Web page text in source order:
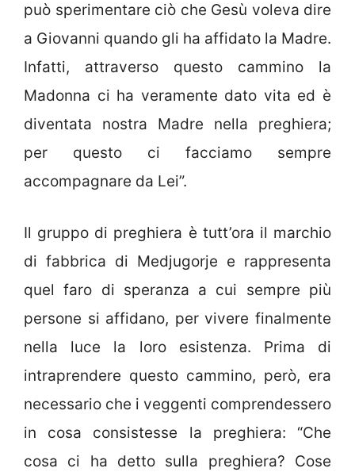
può sperimentare ciò che Gesù voleva dire
a Giovanni quando gli ha affidato la Madre.
Infatti, attraverso questo cammino la
Madonna ci ha veramente dato vita ed è
diventata nostra Madre nella preghiera;
per questo ci facciamo sempre
accompagnare da Lei”.
Il gruppo di preghiera è tutt’ora il marchio
di fabbrica di Medjugorje e rappresenta
quel faro di speranza a cui sempre più
persone si affidano, per vivere finalmente
nella luce la loro esistenza. Prima di
intraprendere questo cammino, però, era
necessario che i veggenti comprendessero
in cosa consistesse la preghiera: “Che
cosa ci ha detto sulla preghiera? Cose